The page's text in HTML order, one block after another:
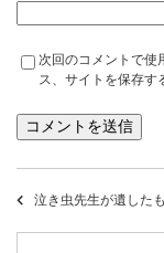
次回のコメントで使
ス、サイトを保存す
泣き虫先生が遺した